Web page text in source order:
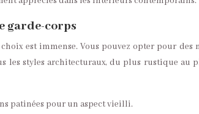
garde-corps
est immense. Vous pouvez opter pour
les styles architecturaux, du plus rustique
patinées pour un aspect vieilli.